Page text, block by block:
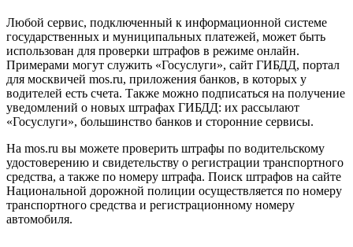
Любой сервис, подключенный к информационной системе
государственных и муниципальных платежей, может быть
использован для проверки штрафов в режиме онлайн.
Примерами могут служить «Госуслуги», сайт ГИБДД, портал
для москвичей mos.ru, приложения банков, в которых у
водителей есть счета. Также можно подписаться на получение
уведомлений о новых штрафах ГИБДД: их рассылают
«Госуслуги», большинство банков и сторонние сервисы.
На mos.ru вы можете проверить штрафы по водительскому
удостоверению и свидетельству о регистрации транспортного
средства, а также по номеру штрафа. Поиск штрафов на сайте
Национальной дорожной полиции осуществляется по номеру
транспортного средства и регистрационному номеру
автомобиля.